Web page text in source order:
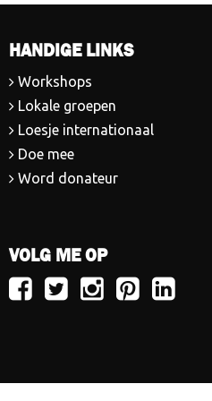
HANDIGE LINKS
Workshops
Lokale groepen
Loesje internationaal
Doe mee
Word donateur
VOLG ME OP
VolgVolgVolgVolgVolg